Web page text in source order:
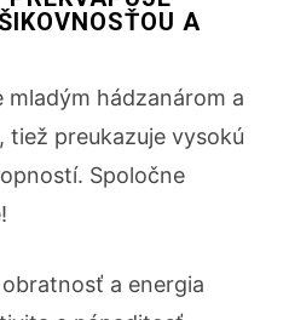
A
hádzanárom a
tiež preukazuje vysokú
Spoločne
a energia